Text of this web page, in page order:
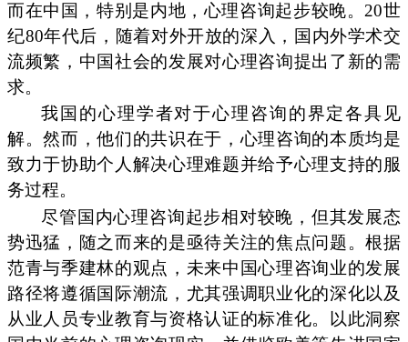
而在中国，特别是内地，心理咨询起步较晚。20世
纪80年代后，随着对外开放的深入，国内外学术交
流频繁，中国社会的发展对心理咨询提出了新的需
求。
我国的心理学者对于心理咨询的界定各具见
解。然而，他们的共识在于，心理咨询的本质均是
致力于协助个人解决心理难题并给予心理支持的服
务过程。
尽管国内心理咨询起步相对较晚，但其发展态
势迅猛，随之而来的是亟待关注的焦点问题。根据
范青与季建林的观点，未来中国心理咨询业的发展
路径将遵循国际潮流，尤其强调职业化的深化以及
从业人员专业教育与资格认证的标准化。以此洞察